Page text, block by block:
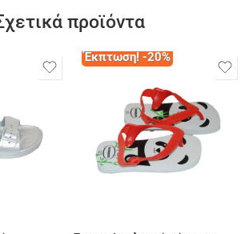
προϊόντα
Έκπτωση! -20%